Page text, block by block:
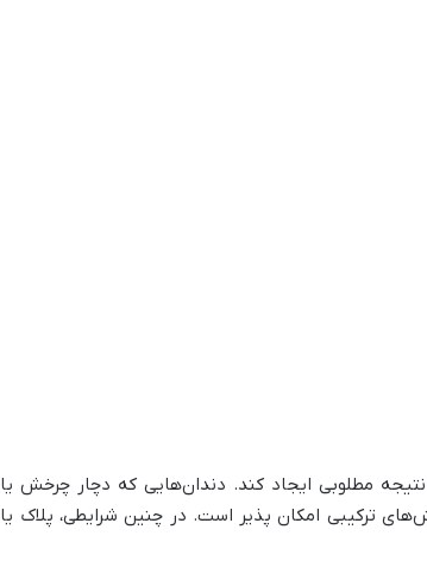
نتیجه مطلوبی ایجاد کند. دندان‌هایی که دچار چرخش یا
ترکیبی امکان پذیر است. در چنین شرایطی، پلاک یا